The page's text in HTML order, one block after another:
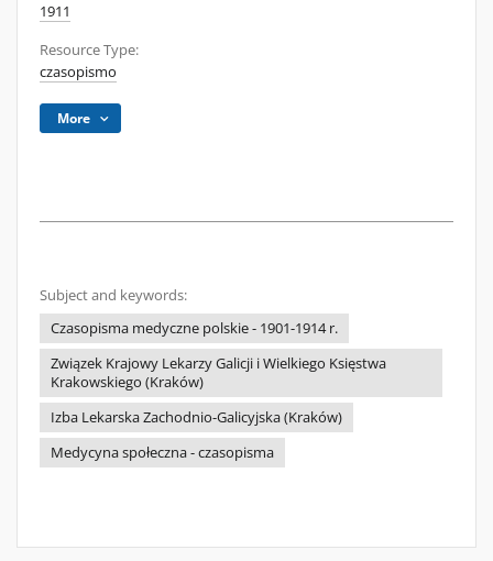
1911
Resource Type:
czasopismo
More
Subject and keywords:
Czasopisma medyczne polskie - 1901-1914 r.
Związek Krajowy Lekarzy Galicji i Wielkiego Księstwa
Krakowskiego (Kraków)
Izba Lekarska Zachodnio-Galicyjska (Kraków)
Medycyna społeczna - czasopisma